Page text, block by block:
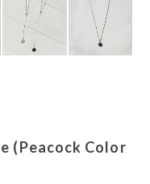
(Peacock Color